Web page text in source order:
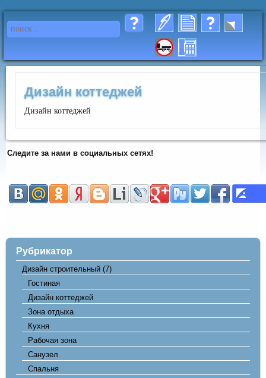
Дизайн коттеджей
Дизайн коттеджей
Следите за нами в социальных сетях!
Рубрикатор
Дизайн строительный (7)
Гостиная
Дизайн коттеджей
Зона отдыха
Кухня
Рабочая зона
Санузел
Спальня